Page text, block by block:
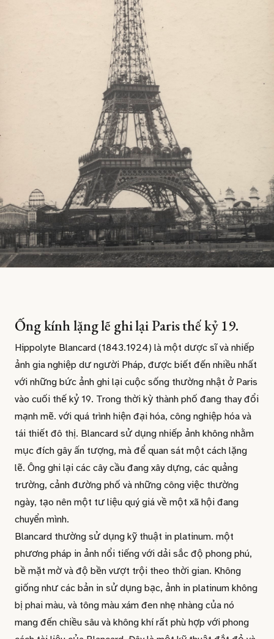
Ống kính lặng lẽ ghi lại Paris thế kỷ 19.
Hippolyte Blancard (1843.1924) là một dược sĩ và nhiếp
ảnh gia nghiệp dư người Pháp, được biết đến nhiều nhất
với những bức ảnh ghi lại cuộc sống thường nhật ở Paris
vào cuối thế kỷ 19. Trong thời kỳ thành phố đang thay đổi
mạnh mẽ. với quá trình hiện đại hóa, công nghiệp hóa và
tái thiết đô thị. Blancard sử dụng nhiếp ảnh không nhằm
mục đích gây ấn tượng, mà để quan sát một cách lặng
lẽ. Ông ghi lại các cây cầu đang xây dựng, các quảng
trường, cảnh đường phố và những công việc thường
ngày, tạo nên một tư liệu quý giá về một xã hội đang
chuyển mình.
Blancard thường sử dụng kỹ thuật in platinum. một
phương pháp in ảnh nổi tiếng với dải sắc độ phong phú,
bề mặt mờ và độ bền vượt trội theo thời gian. Không
giống như các bản in sử dụng bạc, ảnh in platinum không
bị phai màu, và tông màu xám đen nhẹ nhàng của nó
mang đến chiều sâu và không khí rất phù hợp với phong